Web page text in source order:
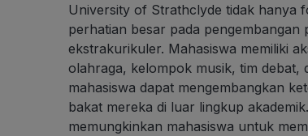
University of Strathclyde tidak hanya
perhatian besar pada pengembangan
ekstrakurikuler. Mahasiswa memiliki
olahraga, kelompok musik, tim debat,
mahasiswa dapat mengembangkan
bakat mereka di luar lingkup
memungkinkan mahasiswa untuk